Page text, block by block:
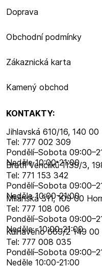
Doprava
Obchodní podmínky
Zákaznická karta
Kamený obchod
KONTAKTY:
Jihlavská 610/16, 140 00
Tel: 777 002 309
Pondělí–​Sobota
Neděle 10:00-21:00
Bratří Venclíků 1139/3,
Tel: 771 153 342
Pondělí–​Sobota
Neděle 10:00-21:00
Milánská 311, 109 00
Tel: 777 108 006
Pondělí–​Sobota
Neděle -10:00-21:00
Kulhavého 669/2 149 00
Tel: 777 008 035
Pondělí–​Sobota
Neděle 10:00-21:00